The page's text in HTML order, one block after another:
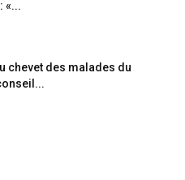
«...
chevet des malades du